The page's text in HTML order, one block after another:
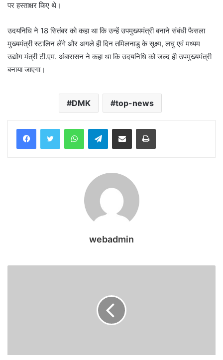
पर हस्ताक्षर किए थे।
उदयनिधि ने 18 सितंबर को कहा था कि उन्हें उपमुख्यमंत्री बनाने संबंधी फैसला
मुख्यमंत्री स्टालिन लेंगे और अगले ही दिन तमिलनाडु के सूक्ष्म, लघु एवं मध्यम
उद्योग मंत्री टी.एम. अंबारासन ने कहा था कि उदयनिधि को जल्द ही उपमुख्यमंत्री
बनाया जाएगा।
DMK top-news
WhatsAppTelegramShare via Email Print
webadmin